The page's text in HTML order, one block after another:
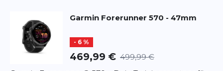
Vorinstallierte Multisport-Apps, wie u.a. Triathlon,
Laufen, Radfahren, Freiwasserschwimmen ?
Trainingsbereitschaft – Insights, inwieweit der
Körper bereit ist für ein Training basierend auf
SCHREIBE EINE BEWERTUNG
Forerunner 265 - 46mm
Deine Bewertung:
Garmin Forerunner 570 - 47mm
- 6 %
469,99 € 499,99 €